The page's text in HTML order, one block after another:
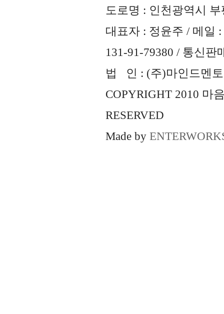
도로명 : 인천광역시
대표자 : 정윤주 / 메일 :
131-91-79380 / 통신판
법 인 : (주)마인드멘토
COPYRIGHT 2010 마
RESERVED
Made by